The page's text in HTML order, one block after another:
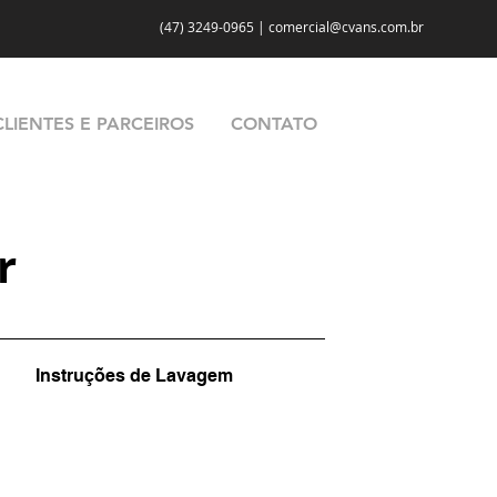
(47) 3249-0965 | comercial@cvans.com.br
E PARCEIROS CONTATO
Instruções de Lavagem